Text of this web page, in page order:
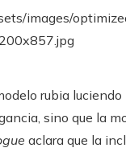
rubia luciendo
sino que la
aclara que la